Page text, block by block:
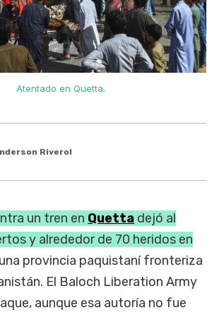
Atentado en Quetta.
Riverol
un tren en Quetta dejó al
y alrededor de 70 heridos en
provincia paquistaní fronteriza
El Baloch Liberation Army
aunque esa autoría no fue